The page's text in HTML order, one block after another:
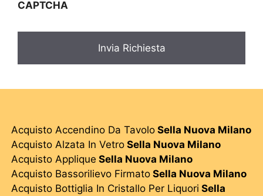
a
y
CAPTCHA
Acquisto Accendino Da Tavolo Sella Nuova Milano
Acquisto Alzata In Vetro Sella Nuova Milano
Acquisto Applique Sella Nuova Milano
Acquisto Bassorilievo Firmato Sella Nuova Milano
Acquisto Bottiglia In Cristallo Per Liquori Sella